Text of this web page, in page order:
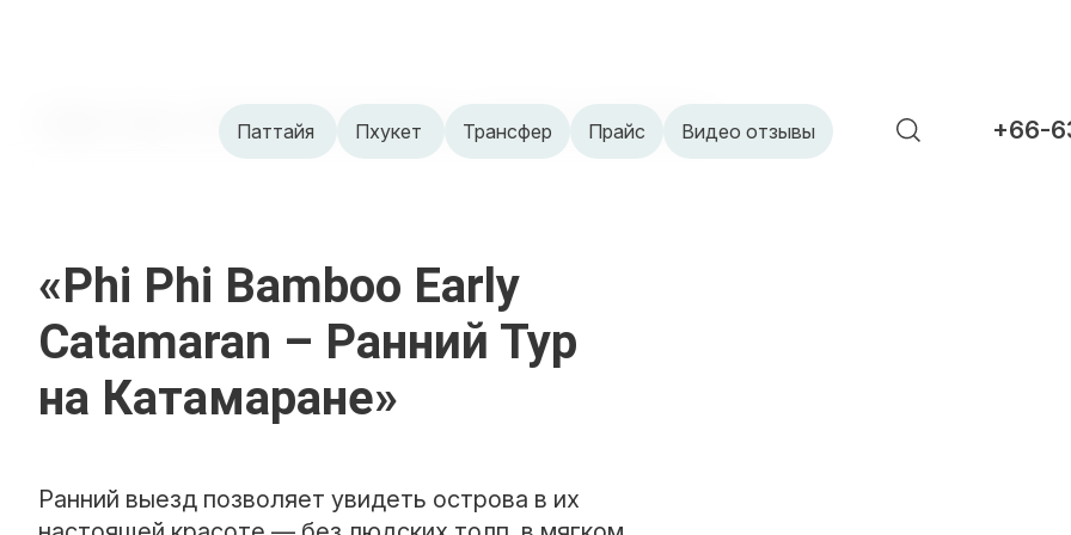
Паттайя Пхукет Трансфер Прайс Видео отзывы +66-
«Phi Phi Bamboo Early Catamaran – Ранний Тур на Катамаране»
«Phi Phi Bamboo Early
Catamaran – Ранний Тур
на Катамаране»
Ранний выезд позволяет увидеть острова в их